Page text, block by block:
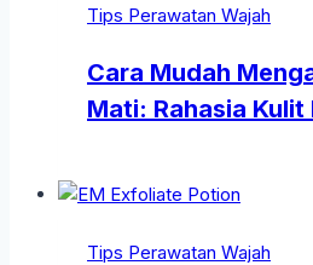
Tips Perawatan Wajah
Cara Mudah
Mati: Rahasia Kulit
Tips Perawatan Wajah